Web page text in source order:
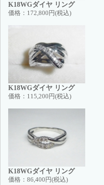
K18WGダイヤ リング
価格： 172,800円(税込)
K18WGダイヤ リング
価格： 115,200円(税込)
K18WGダイヤ リング
価格： 86,400円(税込)